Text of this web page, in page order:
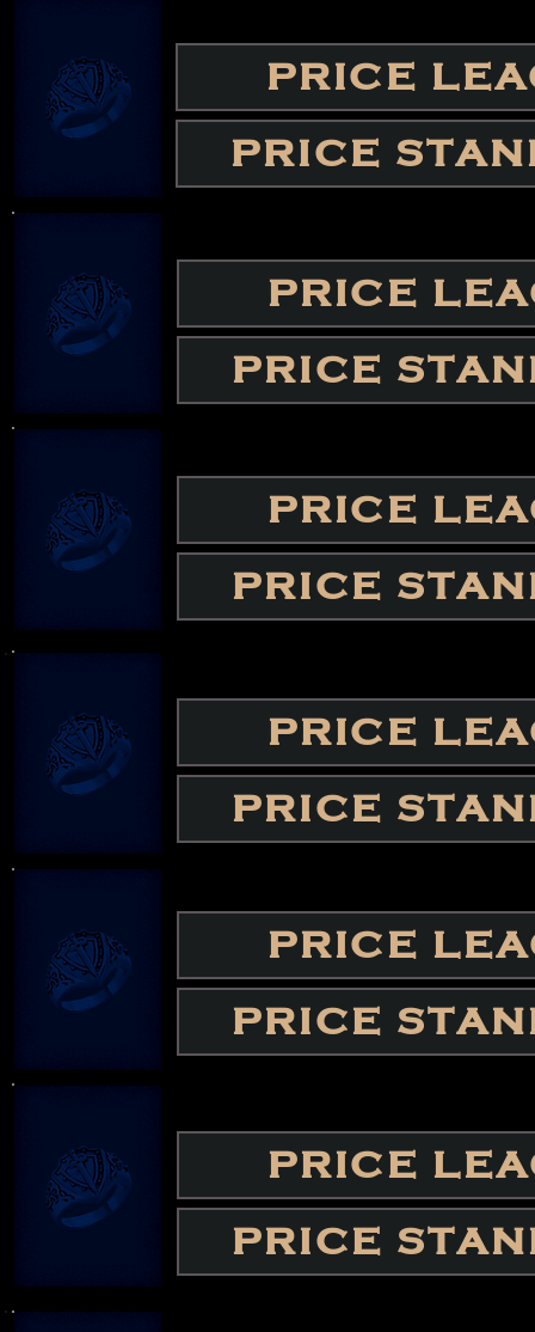
PRICE
PRICE
PRICE
PRICE
PRICE
PRICE
PRICE
PRICE
PRICE
PRICE
PRICE
PRICE